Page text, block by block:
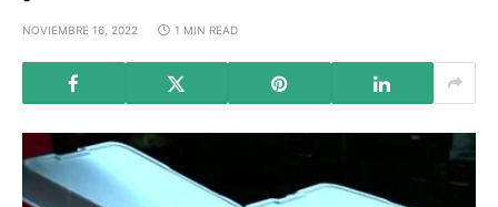
NOVIEMBRE 16, 2022 1 MIN READ